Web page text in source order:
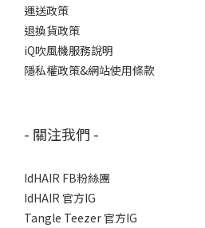
運送政策
退換貨政策
iQ吹風機服務說明
隱私權政策&網站使用條款
- 關注我們 -
IdHAIR FB粉絲團
IdHAIR 官方IG
Tangle Teezer 官方IG